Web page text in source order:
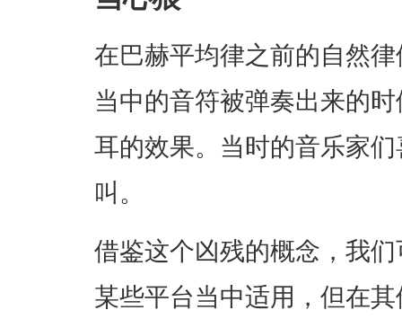
在巴赫平均律之前的自然
当中的音符被弹奏出来的
耳的效果。当时的音乐家
叫。
借鉴这个凶残的概念，我
某些平台当中适用，但在